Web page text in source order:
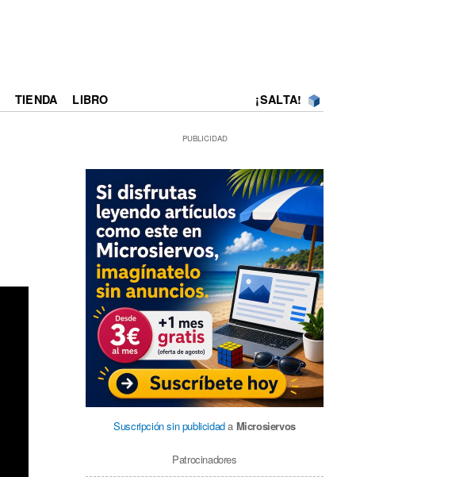
TIENDA LIBRO ¡SALTA!
PUBLICIDAD
Suscripción sin publicidada Microsiervos
Patrocinadores